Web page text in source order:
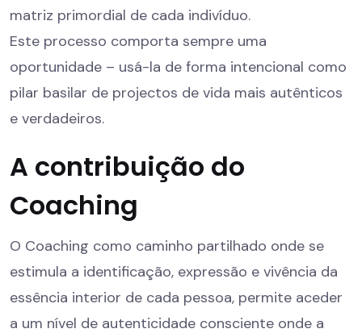
matriz primordial de cada indivíduo.
Este processo comporta sempre uma
oportunidade – usá-la de forma intencional como
pilar basilar de projectos de vida mais autênticos
e verdadeiros.
A contribuição do
Coaching
O Coaching como caminho partilhado onde se
estimula a identificação, expressão e vivência da
essência interior de cada pessoa, permite aceder
a um nível de autenticidade consciente onde a